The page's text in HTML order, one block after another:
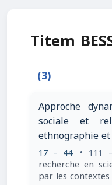
Titem
(3)
Approche
sociale et
ethnographie
17 - 44 • 111
recherche en
par les contextes